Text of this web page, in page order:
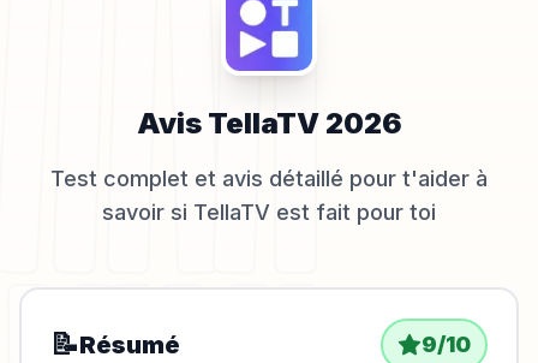
Avis TellaTV 2026
Test complet et avis détaillé pour t'aider à
savoir si TellaTV est fait pour toi
📝Résumé 9/10